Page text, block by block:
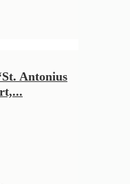
Antonius